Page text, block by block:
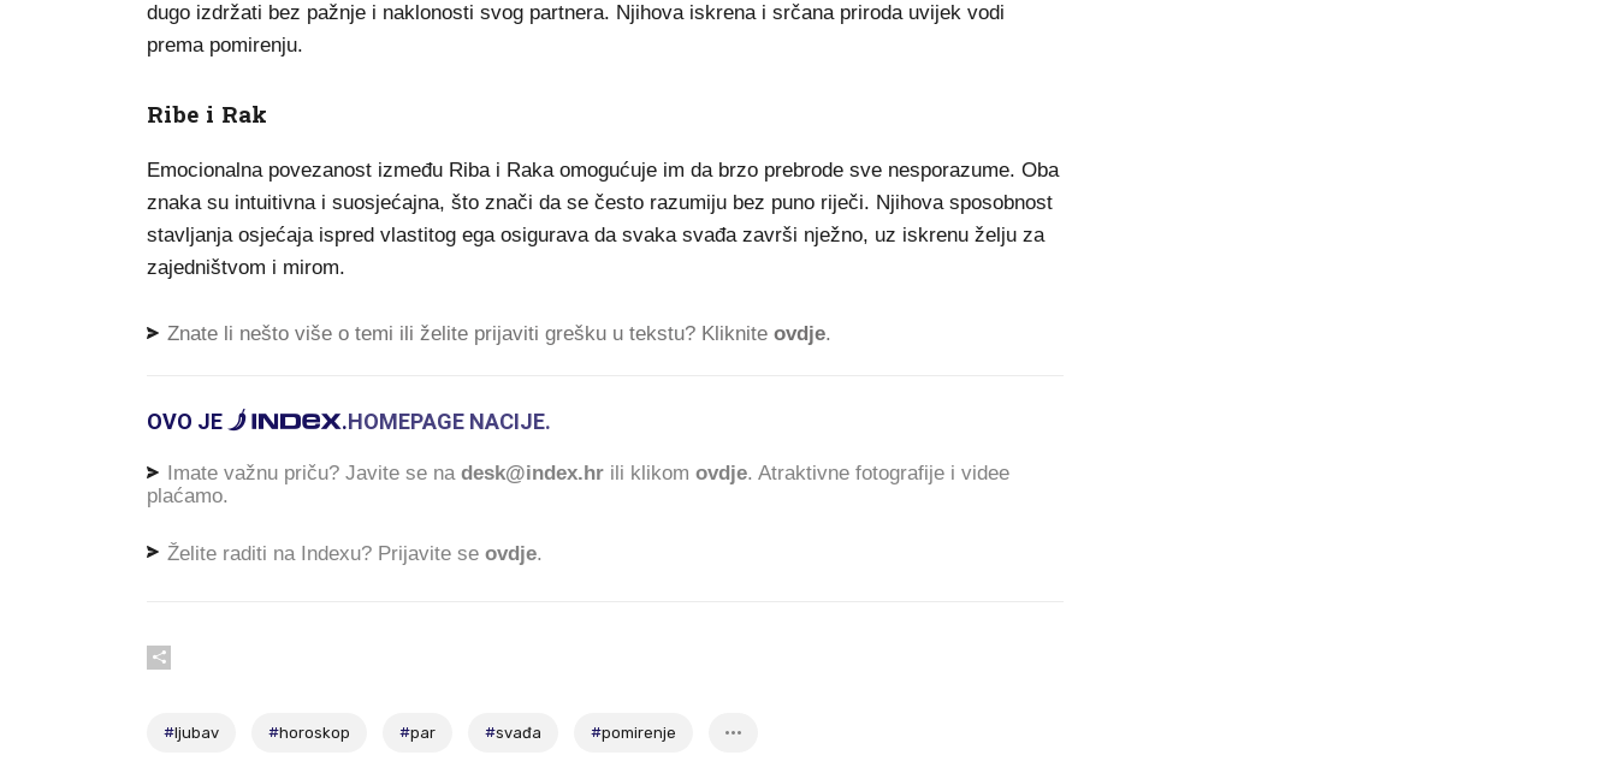
dugo izdržati bez pažnje i naklonosti svog partnera. Njihova iskrena i srčana priroda uvijek vodi
prema pomirenju.
Ribe i Rak
Emocionalna povezanost između Riba i Raka omogućuje im da brzo prebrode sve nesporazume. Oba
znaka su intuitivna i suosjećajna, što znači da se često razumiju bez puno riječi. Njihova sposobnost
stavljanja osjećaja ispred vlastitog ega osigurava da svaka svađa završi nježno, uz iskrenu želju za
zajedništvom i mirom.
Znate li nešto više o temi ili želite prijaviti grešku u tekstu? Kliknite ovdje.
OVO JE .HOMEPAGE NACIJE.
Imate važnu priču? Javite se na desk@index.hr ili klikom ovdje. Atraktivne fotografije i videe
plaćamo.
Želite raditi na Indexu? Prijavite se ovdje.
#ljubav #horoskop #par #svađa #pomirenje